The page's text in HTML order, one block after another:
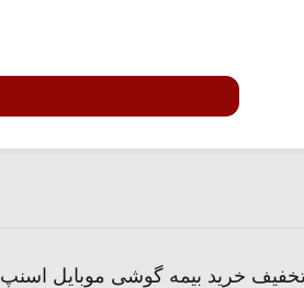
خرید بیمه گوشی موبایل اسنپ